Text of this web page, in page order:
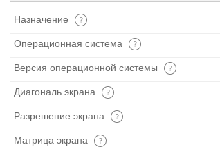
Назначение
Операционная система
Версия операционной системы
Диагональ экрана
Разрешение экрана
Матрица экрана